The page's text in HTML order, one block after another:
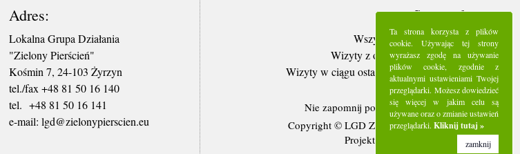
Adres:
Lokalna Grupa Działania
"Zielony Pierścień"
Kośmin 7, 24-103 Żyrzyn
tel./fax +48 81 50 16 140
tel. +48 81 50 16 141
​e-mail: lgd@zielonypierscien.eu
Statystyki:
Wszystkie wizyty: 5283358
Wizyty z ostatnich 30 dni: 90119
Wizyty w ciągu ostatniego tygodnia:
24601
Użytkownicy online: 6
Nie zapomnij polubić nas na Facebooku
Copyright © LGD Zielony Pierścień - 2016.
Projekt i wykonanie - Freeline.
Ta strona korzysta z plików
cookie. Używając tej strony
wyrażasz zgodę na używanie
plików cookie, zgodnie z
aktualnymi ustawieniami Twojej
przeglądarki. Możesz dowiedzieć
się więcej w jakim celu są
używane oraz o zmianie ustawień
przeglądarki. Kliknij tutaj »
zamknij